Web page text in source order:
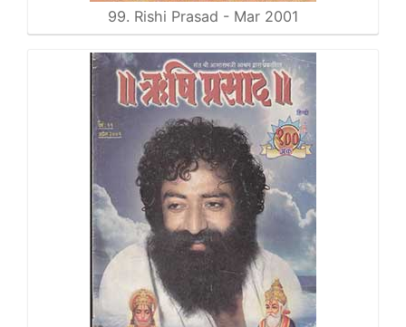
99. Rishi Prasad - Mar 2001